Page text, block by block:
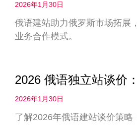
2026年1月30日
俄语建站助力俄罗斯市场拓展
业务合作模式。
2026 俄语独立站谈价
2026年1月30日
了解2026年俄语建站谈价策略